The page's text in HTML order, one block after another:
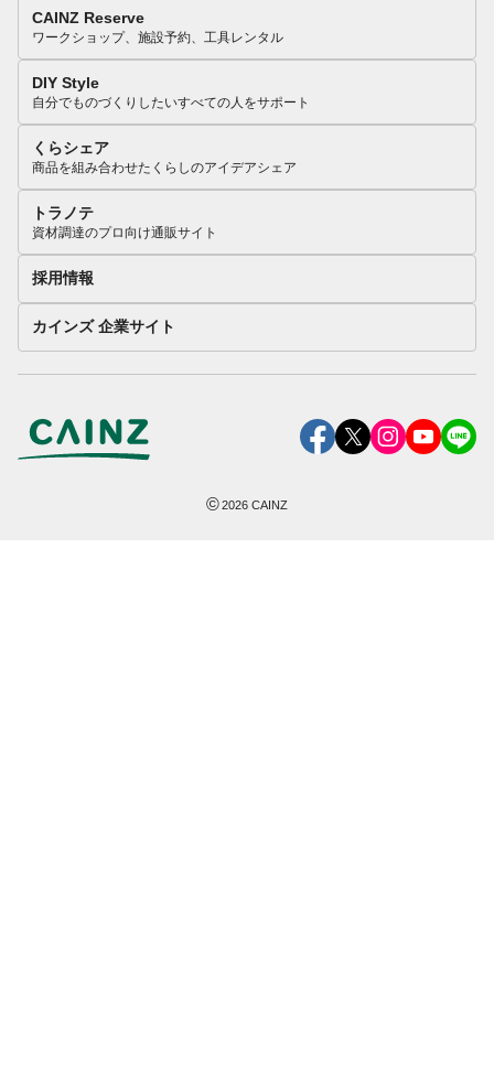
CAINZ Reserve
ワークショップ、施設予約、工具レンタル
DIY Style
自分でものづくりしたいすべての人をサポート
くらシェア
商品を組み合わせたくらしのアイデアシェア
トラノテ
資材調達のプロ向け通販サイト
採用情報
カインズ 企業サイト
©2026 CAINZ